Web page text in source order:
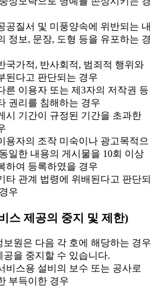
공질서 및 미풍양속에 위반되는 내
정보, 문장, 도형 등을 유포하는 경
국가적, 반사회적, 범죄적 행위와
된다고 판단되는 경우
른 이용자 또는 제3자의 저작권 등
권리를 침해하는 경우
시 기간이 규정된 기간을 초과한
용자의 조작 미숙이나 광고목적으
일한 내용의 게시물을 10회 이상
하여 등록하였을 경우
타 관계 법령에 위배된다고 판단되
우
스 제공의 중지 및 제한)
원은 다음 각 호에 해당하는 경우
공을 중지할 수 있습니다.
비스용 설비의 보수 또는 공사로
부득이한 경우